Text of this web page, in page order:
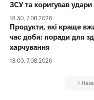
ЗСУ та коригував удари
18:30, 7.08.2026
Продукти, які краще
час доби: поради для
харчування
18:00, 7.08.2026